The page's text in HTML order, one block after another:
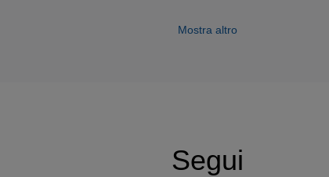
Mostra altro
Segui